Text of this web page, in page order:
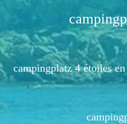
campingplatz 4 étoiles